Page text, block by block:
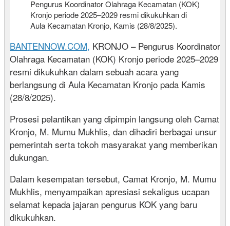
Pengurus Koordinator Olahraga Kecamatan (KOK)
Kronjo periode 2025–2029 resmi dikukuhkan di
Aula Kecamatan Kronjo, Kamis (28/8/2025).
BANTENNOW.COM, KRONJO – Pengurus Koordinator
Olahraga Kecamatan (KOK) Kronjo periode 2025–2029
resmi dikukuhkan dalam sebuah acara yang
berlangsung di Aula Kecamatan Kronjo pada Kamis
(28/8/2025).
Prosesi pelantikan yang dipimpin langsung oleh Camat
Kronjo, M. Mumu Mukhlis, dan dihadiri berbagai unsur
pemerintah serta tokoh masyarakat yang memberikan
dukungan.
Dalam kesempatan tersebut, Camat Kronjo, M. Mumu
Mukhlis, menyampaikan apresiasi sekaligus ucapan
selamat kepada jajaran pengurus KOK yang baru
dikukuhkan.